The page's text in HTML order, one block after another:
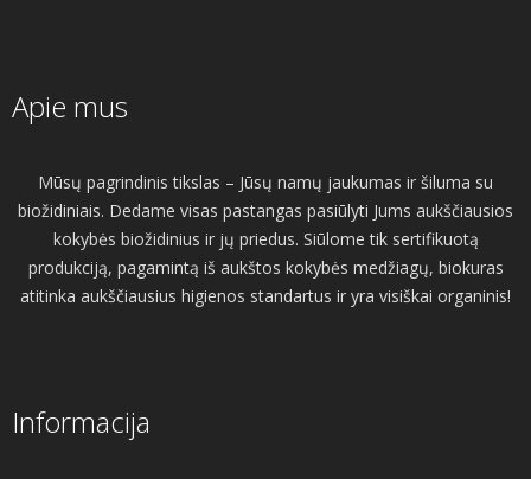
Apie mus
Mūsų pagrindinis tikslas – Jūsų namų jaukumas ir šiluma su
biožidiniais. Dedame visas pastangas pasiūlyti Jums aukščiausios
kokybės biožidinius ir jų priedus. Siūlome tik sertifikuotą
produkciją, pagamintą iš aukštos kokybės medžiagų, biokuras
atitinka aukščiausius higienos standartus ir yra visiškai organinis!
Informacija